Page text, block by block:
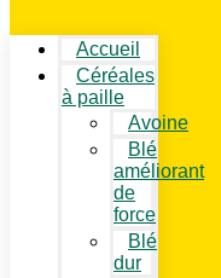
Accueil
Céréales
à paille
Avoine
Blé
améliorant
de
force
Blé
dur